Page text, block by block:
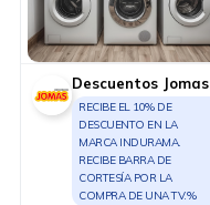
Descuentos Jomas
RECIBE EL 10% DE
DESCUENTO EN LA
MARCA INDURAMA.
RECIBE BARRA DE
CORTESÍA POR LA
COMPRA DE UNA TV.%